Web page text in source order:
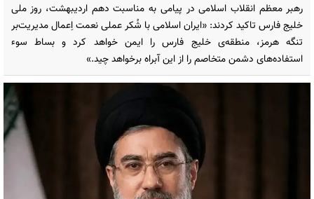
رهبر معظم انقلاب اسلامی در پیامی به مناسبت دهم اردیبهشت، روز ملی
خلیج فارس تاکید کردند: «ایران اسلامی با شُکر عملی نعمت اِعمال مدیریت‌بر
تنگه هرمز، منطقه‌ی خلیج فارس را ایمن خواهد کرد و بساط سوء
استفاده‌های دشمن متخاصم را از این آبراه برخواهد چید.»